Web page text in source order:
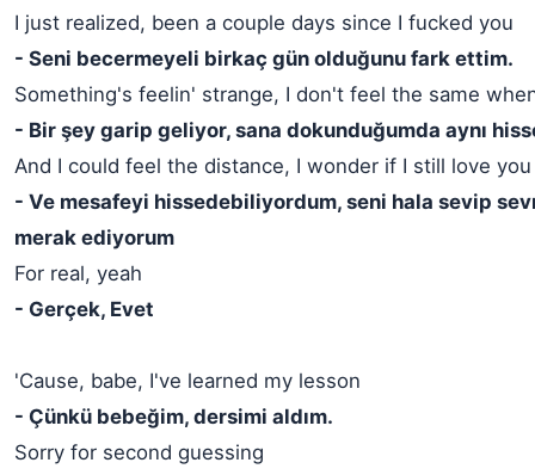
I just realized, been a couple days since I fucked you
- Seni becermeyeli birkaç gün olduğunu fark ettim.
Something's feelin' strange, I don't feel the same
- Bir şey garip geliyor, sana dokunduğumda aynı
And I could feel the distance, I wonder if I still love you
- Ve mesafeyi hissedebiliyordum, seni hala sevip
merak ediyorum
For real, yeah
- Gerçek, Evet
'Cause, babe, I've learned my lesson
- Çünkü bebeğim, dersimi aldım.
Sorry for second guessing